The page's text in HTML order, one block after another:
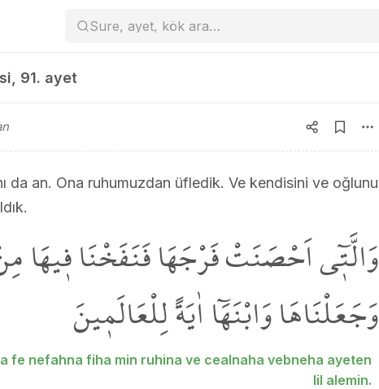
Sure, ayet, kök ara…
91. ayet
da an. Ona ruhumuzdan üfledik. Ve kendisini ve oğlunu
وَالَّت۪ٓي اَحْصَنَتْ فَرْجَهَا فَنَفَخْنَا ف۪يهَا
وَجَعَلْنَاهَا وَابْنَهَٓا اٰيَةً لِلْعَالَم۪ينَ
fe nefahna fiha min ruhina ve cealnaha vebneha ayeten
lil alemin.